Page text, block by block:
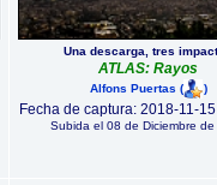
Una descarga, tres
ATLAS: Rayos
Alfons Puertas ( )
Fecha de captura: 2018-11-
Subida el 08 de Diciembre